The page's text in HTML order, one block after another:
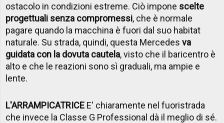
ostacolo in condizioni estreme. Ciò impone scelte
progettuali senza compromessi, che è normale
pagare quando la macchina è fuori dal suo habitat
naturale. Su strada, quindi, questa Mercedesva
guidata con la dovuta cautela, visto che il baricentro è
alto e che le reazioni sono sì graduali, ma ampie e
lente.
L'ARRAMPICATRICE E' chiaramente nel fuoristrada
che invece la Classe G Professional dà il meglio di sé.